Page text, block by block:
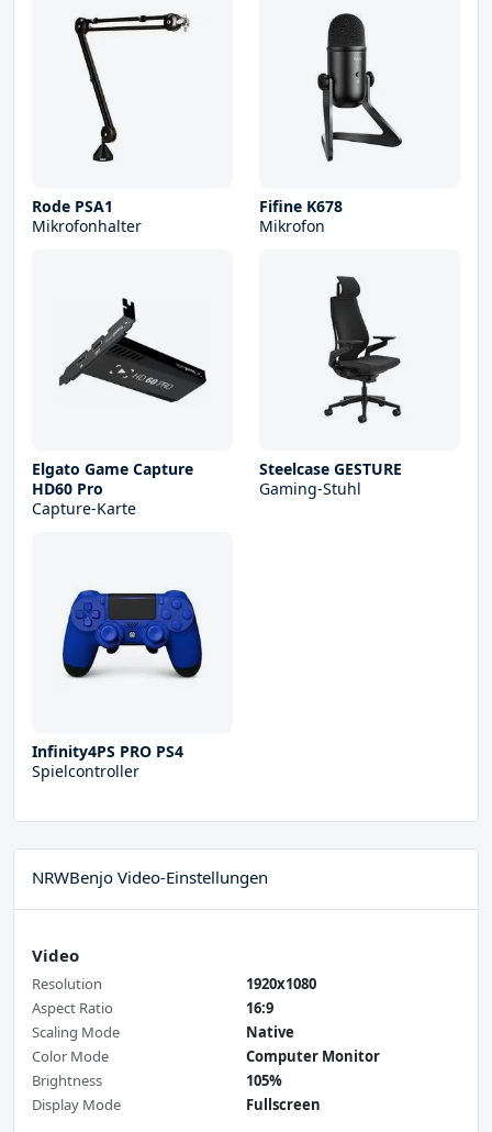
Rode PSA1
Mikrofonhalter
Fifine K678
Mikrofon
Elgato Game Capture
HD60 Pro
Capture-Karte
Steelcase GESTURE
Gaming-Stuhl
Infinity4PS PRO PS4
Spielcontroller
NRWBenjo Video-Einstellungen
Video
Resolution
1920x1080
Aspect Ratio
16:9
Scaling Mode
Native
Color Mode
Computer Monitor
Brightness
105%
Display Mode
Fullscreen